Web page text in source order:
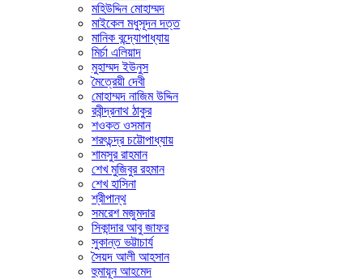
মহিউদ্দিন মোহাম্মদ
মাইকেল মধুসূদন দত্ত
মানিক বন্দ্যোপাধ্যায়
মির্চা এলিয়াদ
মুহাম্মদ ইউনুস
মৈত্রেয়ী দেবী
মোহাম্মদ নাজিম উদ্দিন
রবীন্দ্রনাথ ঠাকুর
শওকত ওসমান
শরৎচন্দ্র চট্টোপাধ্যায়
শামসুর রাহমান
শেখ মুজিবুর রহমান
শেখ হাসিনা
শ্রীপান্থ
সমরেশ মজুমদার
সিকান্দার আবু জাফর
সুকান্ত ভট্টাচার্য
সৈয়দ আলী আহসান
হুমায়ূন আহমেদ